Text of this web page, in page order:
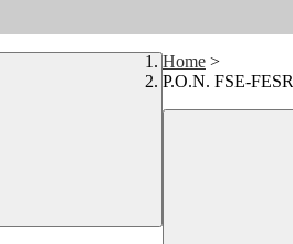
Home >
P.O.N. FSE-FESR